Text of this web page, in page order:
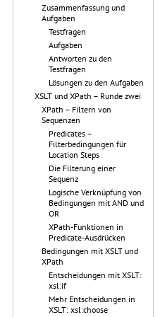
Zusammenfassung und
Aufgaben
Testfragen
Aufgaben
Antworten zu den
Testfragen
Lösungen zu den Aufgaben
XSLT und XPath – Runde zwei
XPath – Filtern von
Sequenzen
Predicates –
Filterbedingungen für
Location Steps
Die Filterung einer
Sequenz
Logische Verknüpfung von
Bedingungen mit AND und
OR
XPath-Funktionen in
Predicate-Ausdrücken
Bedingungen mit XSLT und
XPath
Entscheidungen mit XSLT:
xsl:if
Mehr Entscheidungen in
XSLT: xsl:choose